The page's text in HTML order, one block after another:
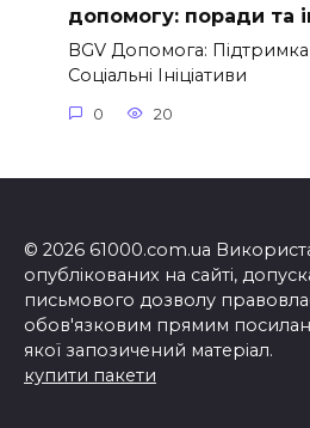
допомогу: поради та
BGV Допомога: Підтримка
Соціальні Ініціативи
0 20
© 2026 61000.com.ua
опублікованих на сайті,
письмового дозволу
обов'язковим прямим
якої запозичений матеріал.
купити пакети